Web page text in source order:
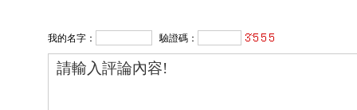
我的名字： 驗證碼：